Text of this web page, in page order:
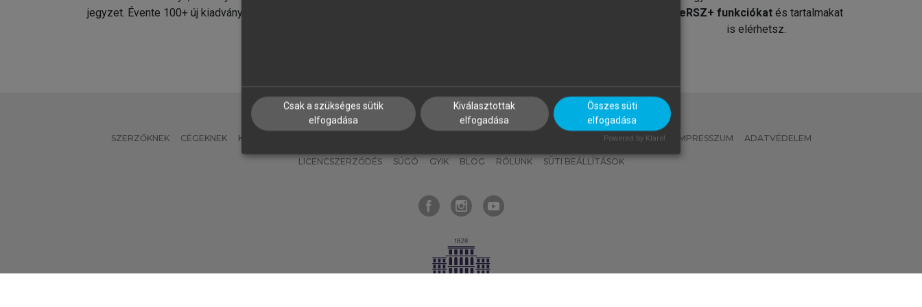
jegyzet. Évente 100+ új kiadvány.
MeRSZ+ funkciókat és tartalmakat
is elérhetsz.
SZERZŐKNEK CÉGEKNEK KÖNYVTÁROSOKNAK MI – ÁLTALÁNOS IRÁNYELVEK IMPRESSZUM ADATVÉDELEM
LICENCSZERZŐDÉS SÚGÓ GYIK BLOG RÓLUNK SÜTI BEÁLLÍTÁSOK
Csak a szükséges sütik
elfogadása
Kiválasztottak
elfogadása
Összes süti
elfogadása
Powered by Klaro!